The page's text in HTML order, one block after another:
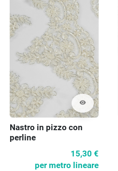
visibility
Nastro in pizzo con
perline
15,30 €
per metro lineare